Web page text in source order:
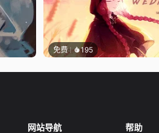
免费 195
网站导航 帮助